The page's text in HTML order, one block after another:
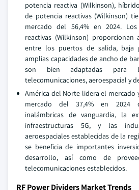
potencia reactiva (Wilkinson),
de potencia reactivas (Wilkinson)
mercado del 56,4% en 2024.
reactivas (Wilkinson) proporcionan
entre los puertos de salida, baja
amplias capacidades de ancho de
son bien adaptadas para
telecomunicaciones, aeroespacial y
América del Norte lidera el mercado
mercado del 37,4% en 2024
inalámbricas de vanguardia, la
infraestructuras 5G, y las
aeroespaciales establecidas de la
se beneficia de importantes
desarrollo, así como de
telecomunicaciones establecidos.
RF Power Dividers Market Trends